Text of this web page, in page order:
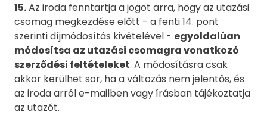
15.Az iroda fenntartja a jogot arra, hogy az utazási
csomag megkezdése előtt - a fenti 14. pont
szerinti díjmódosítás kivételével - egyoldalúan
módosítsa az utazási csomagra vonatkozó
szerződési feltételeket. A módosításra csak
akkor kerülhet sor, ha a változás nem jelentős, és
az iroda arról e-mailben vagy írásban tájékoztatja
az utazót.